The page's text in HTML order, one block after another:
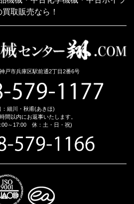
買取販売なら！
戸市兵庫区駅前通2丁目2番6号
：細川・秋甫(あきほ)
間以内にお返事いたします。
～17:00 休：土・日・祝)